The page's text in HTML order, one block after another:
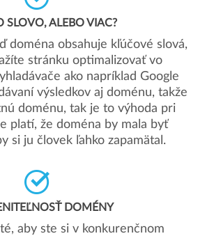
SLOVO, ALEBO VIAC?
doména obsahuje kľúčové slová,
stránku optimalizovať vo
ako napríklad Google
výsledkov aj doménu, takže
doménu, tak je to výhoda pri
platí, že doména by mala byť
si ju človek ľahko zapamätal.
DOMÉNY
aby ste si v konkurenčnom